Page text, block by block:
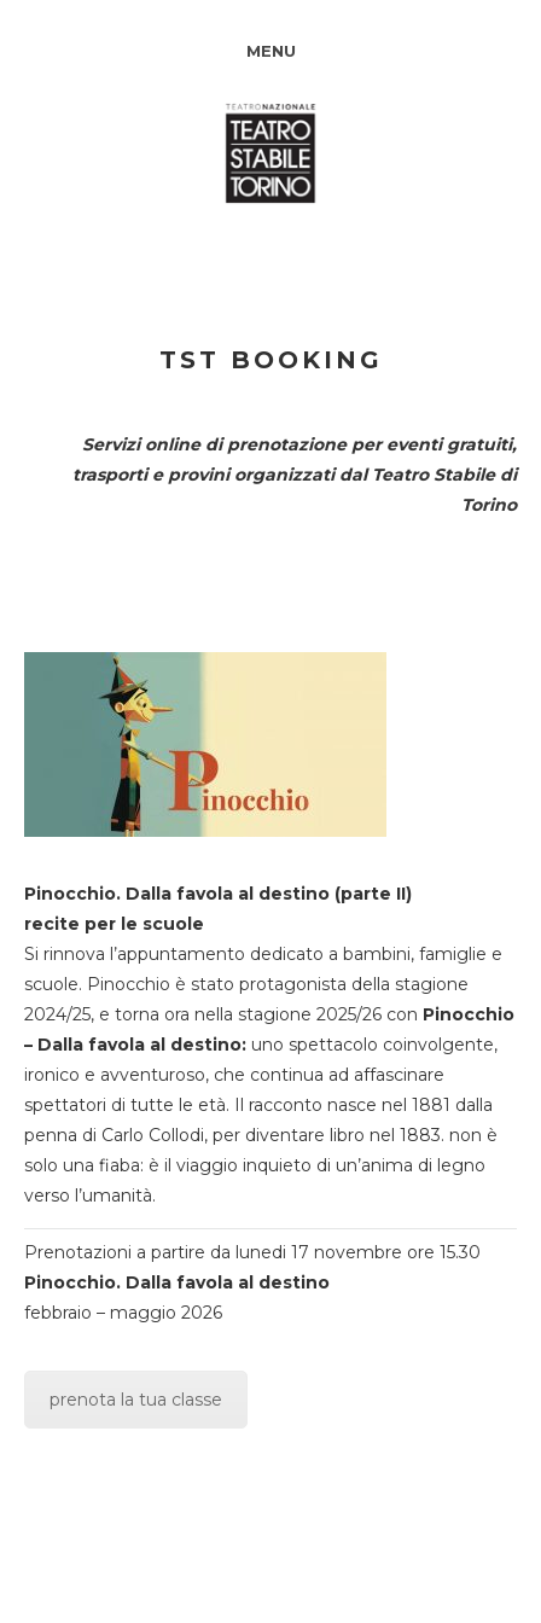
MENU
TST BOOKING
Servizi online di prenotazione per eventi gratuiti,
trasporti e provini organizzati dal Teatro Stabile di
Torino
Pinocchio. Dalla favola al destino (parte II)
recite per le scuole
Si rinnova l’appuntamento dedicato a bambini, famiglie e
scuole. Pinocchio è stato protagonista della stagione
2024/25, e torna ora nella stagione 2025/26 con Pinocchio
– Dalla favola al destino: uno spettacolo coinvolgente,
ironico e avventuroso, che continua ad affascinare
spettatori di tutte le età. Il racconto nasce nel 1881 dalla
penna di Carlo Collodi, per diventare libro nel 1883. non è
solo una fiaba: è il viaggio inquieto di un’anima di legno
verso l’umanità.
Prenotazioni a partire da lunedi 17 novembre ore 15.30
Pinocchio. Dalla favola al destino
febbraio – maggio 2026
prenota la tua classe